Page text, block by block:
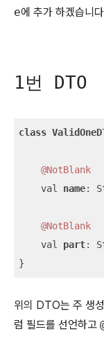
e에 추가 하겠습니
1번 DTO
class
@NotBlank
    val
name:
@NotBlank
    val
part:
}
위의 DTO는 주 생
럼 필드를 선언하고